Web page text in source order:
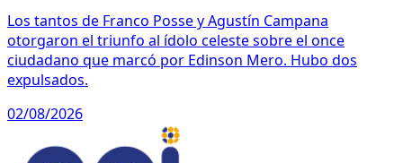
Los tantos de Franco Posse y Agustín Campana
otorgaron el triunfo al ídolo celeste sobre el once
ciudadano que marcó por Edinson Mero. Hubo dos
expulsados.
02/08/2026